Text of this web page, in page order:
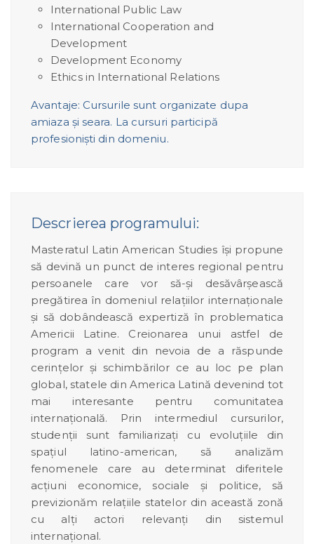
International Public Law
International Cooperation and
Development
Development Economy
Ethics in International Relations
Avantaje: Cursurile sunt organizate dupa
amiaza și seara. La cursuri participă
profesioniști din domeniu.
Descrierea programului:
Masteratul Latin American Studies își propune
să devină un punct de interes regional pentru
persoanele care vor să-și desăvârșească
pregătirea în domeniul relațiilor internaționale
și să dobândească expertiză în problematica
Americii Latine. Creionarea unui astfel de
program a venit din nevoia de a răspunde
cerințelor și schimbărilor ce au loc pe plan
global, statele din America Latină devenind tot
mai interesante pentru comunitatea
internațională. Prin intermediul cursurilor,
studenții sunt familiarizați cu evoluțiile din
spațiul latino-american, să analizăm
fenomenele care au determinat diferitele
acțiuni economice, sociale şi politice, să
previzionăm relațiile statelor din această zonă
cu alți actori relevanți din sistemul
internațional.